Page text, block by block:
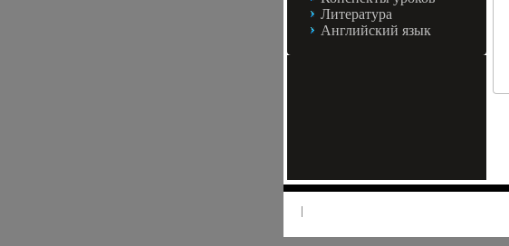
Литература
Английский язык
|